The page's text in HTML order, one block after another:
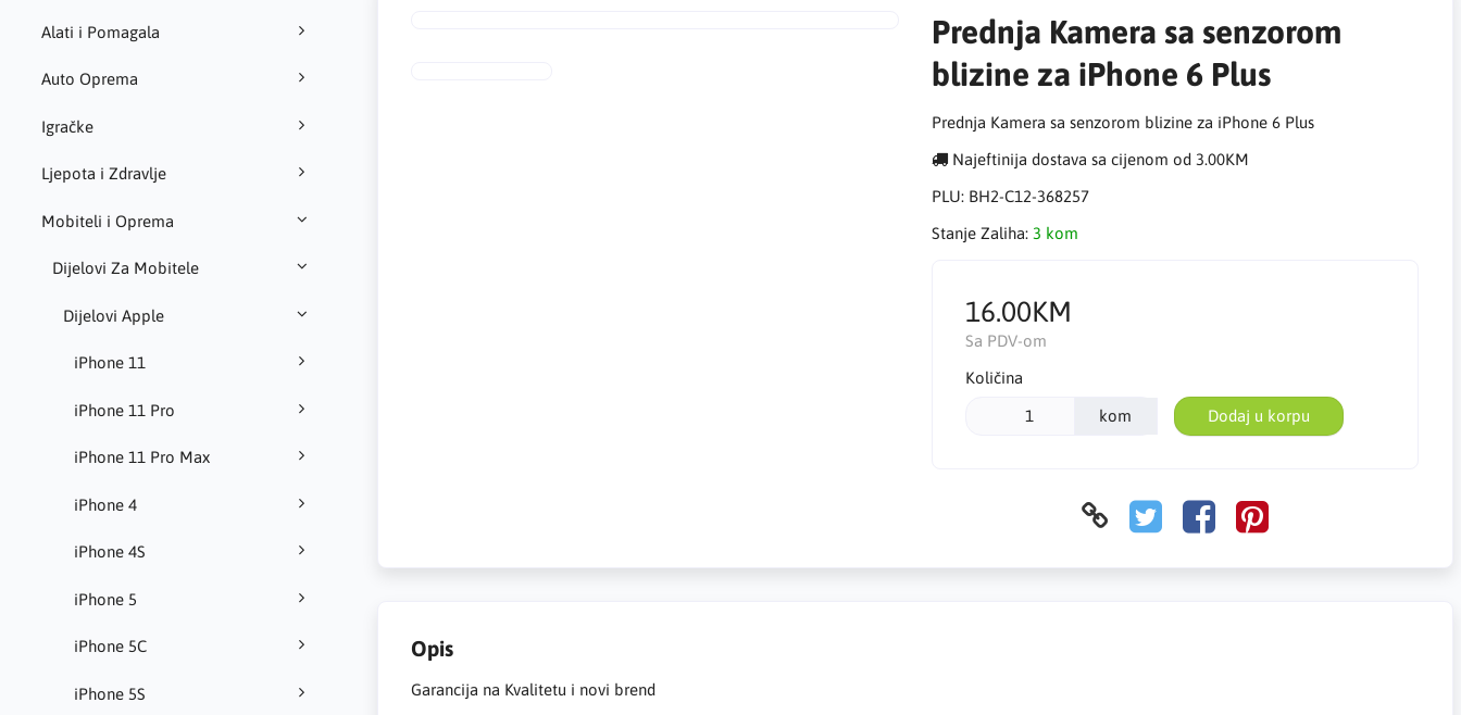
Alati i Pomagala
Auto Oprema
Igračke
Ljepota i Zdravlje
Mobiteli i Oprema
Dijelovi Za Mobitele
Dijelovi Apple
iPhone 11
iPhone 11 Pro
iPhone 11 Pro Max
iPhone 4
iPhone 4S
iPhone 5
iPhone 5C
iPhone 5S
Prednja Kamera sa senzorom
blizine za iPhone 6 Plus
Prednja Kamera sa senzorom blizine za iPhone 6 Plus
Najeftinija dostava sa cijenom od 3.00KM
PLU: BH2-C12-368257
Stanje Zaliha: 3 kom
16.00KM
Sa PDV-om
Količina
kom Dodaj u korpu
Opis
Garancija na Kvalitetu i novi brend